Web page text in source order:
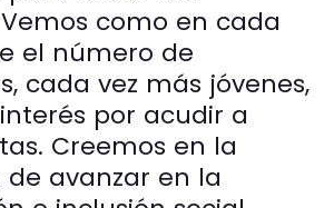
como en cada
el número de
cada vez más jóvenes,
por acudir a
Creemos en la
avanzar en la